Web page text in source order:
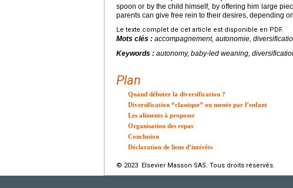
spoon or by the child himself, by offering him large
parents can give free rein to their desires, depending
Le texte complet de cet article est disponible en PDF.
Mots clés : accompagnement, autonomie,
Keywords : autonomy, baby-led weaning,
Plan
Quand débuter la diversification ?
Diversification “classique” ou menée par l’enfant
Les aliments à proposer
Organisation des repas
Conclusion
Déclaration de liens d’intérêts
© 2023 Elsevier Masson SAS. Tous droits réservés.